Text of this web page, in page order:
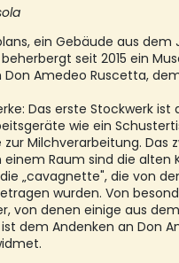
ein Gebäude aus dem
seit 2015 ein
Amedeo Ruscetta,
Das erste Stockwerk ist
wie ein
Milchverarbeitung. Das
Raum sind die alten
„cavagnette", die von
wurden. Von
von denen einige aus dem
dem Andenken an Don